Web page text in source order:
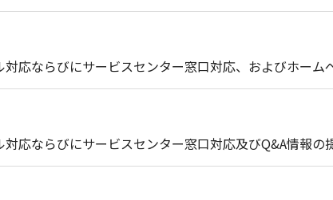
応ならびにサービスセンター窓口対応、およびホーム
応ならびにサービスセンター窓口対応及びQ&A情報の